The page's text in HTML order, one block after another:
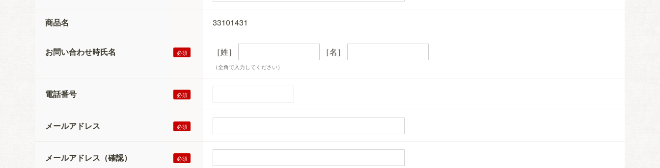
商品名 33101431
お問い合わせ時氏名 ［姓］ ［名］
（全角で入力してください）
電話番号
メールアドレス
メールアドレス（確認）